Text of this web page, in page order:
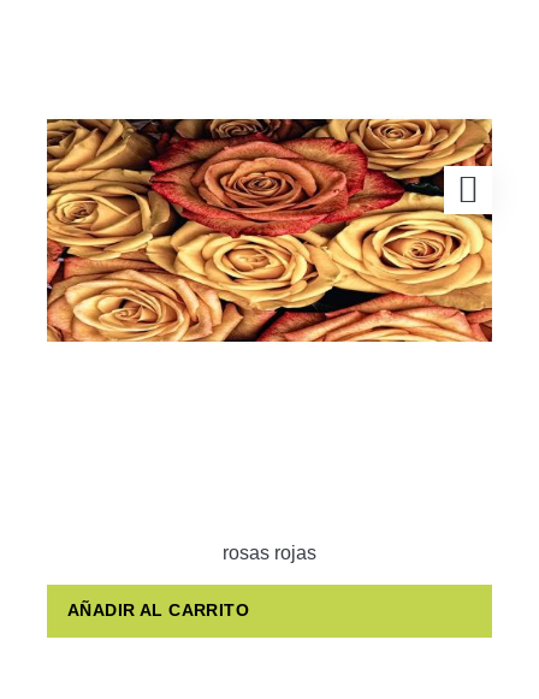
rosas rojas
AÑADIR AL CARRITO